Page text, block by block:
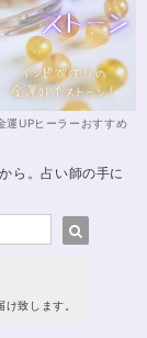
運UPヒーラーおすすめ
ら。占い師の手に
致します。